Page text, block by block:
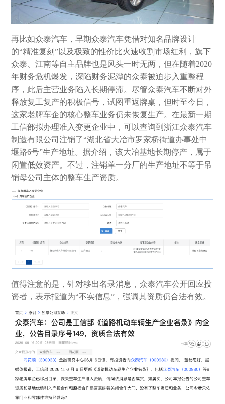
再比如众泰汽车，早期众泰汽车凭借对知名品牌设计
的“精准复刻”以及极致的性价比火速收割市场红利，旗下
众泰、江南等自主品牌也是风头一时无两，但在随着2020
年财务危机爆发，深陷财务泥潭的众泰被迫步入重整程
序，此后主营业务陷入长期停滞。尽管众泰汽车不断对外
释放复工复产的积极信号，试图重返牌桌，但时至今日，
这家老牌车企的核心整车业务仍未恢复生产。在最新一期
工信部拟办理准入变更企业中，可以查询到浙江众泰汽车
制造有限公司注销了“湖北省大冶市罗家桥街道办事处中
堰路6号”生产地址。据介绍，该大冶基地长期停产，属于
闲置低效资产。不过，注销单一分厂的生产地址‌不等于‌吊
销母公司主体的整车生产资质。
值得注意的是，针对移出名录消息，众泰汽车公开回应投
资者，表示报道为“不实信息”，强调其资质仍合法有效。